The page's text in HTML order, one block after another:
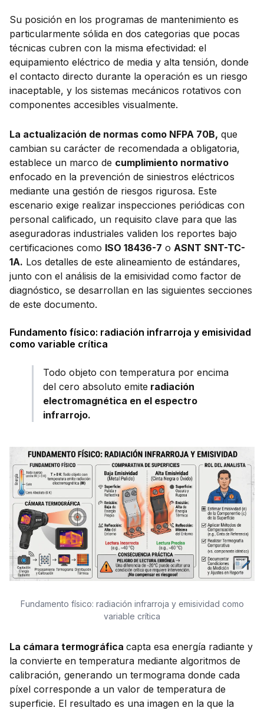
Su posición en los programas de mantenimiento es
particularmente sólida en dos categorias que pocas
técnicas cubren con la misma efectividad: el
equipamiento eléctrico de media y alta tensión, donde
el contacto directo durante la operación es un riesgo
inaceptable, y los sistemas mecánicos rotativos con
componentes accesibles visualmente.
La actualización de normas como NFPA 70B, que
cambian su carácter de recomendada a obligatoria,
establece un marco de cumplimiento normativo
enfocado en la prevención de siniestros eléctricos
mediante una gestión de riesgos rigurosa. Este
escenario exige realizar inspecciones periódicas con
personal calificado, un requisito clave para que las
aseguradoras industriales validen los reportes bajo
certificaciones como ISO 18436-7 o ASNT SNT-TC-
1A. Los detalles de este alineamiento de estándares,
junto con el análisis de la emisividad como factor de
diagnóstico, se desarrollan en las siguientes secciones
de este documento.
Fundamento físico: radiación infrarroja y emisividad
como variable crítica
Todo objeto con temperatura por encima
del cero absoluto emite radiación
electromagnética en el espectro
infrarrojo.
Fundamento físico: radiación infrarroja y emisividad como
variable crítica
La cámara termográfica capta esa energía radiante y
la convierte en temperatura mediante algoritmos de
calibración, generando un termograma donde cada
píxel corresponde a un valor de temperatura de
superficie. El resultado es una imagen en la que la